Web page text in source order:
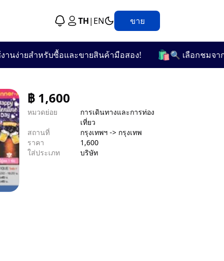
TH| EN ขาย
ง่ายสำหรับซื้อและขายสินค้ามือสอง! 🛍️ 🔍 เลือกชมจากก
฿ 1,600
หมวดย่อย
การเดินทางและการท่อง
เที่ยว
สถานที่
กรุงเทพฯ -> กรุงเทพ
ราคา
1,600
ใส่ประเภท
บริษัท